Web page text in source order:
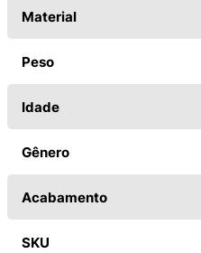
Material
Peso
Idade
Gênero
Acabamento
SKU